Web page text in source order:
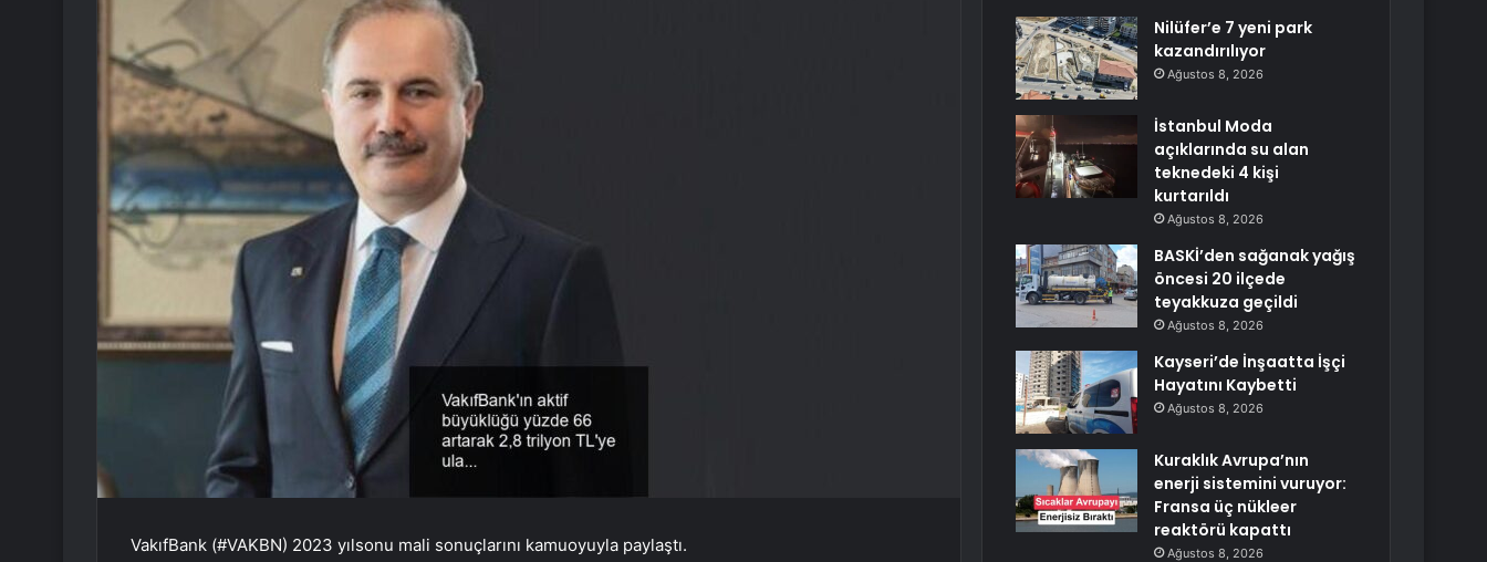
VakıfBank (#VAKBN) 2023 yılsonu mali sonuçlarını kamuoyuyla paylaştı.
Nilüfer’e 7 yeni park
kazandırılıyor
Ağustos 8, 2026
İstanbul Moda
açıklarında su alan
teknedeki 4 kişi
kurtarıldı
Ağustos 8, 2026
BASKİ’den sağanak yağış
öncesi 20 ilçede
teyakkuza geçildi
Ağustos 8, 2026
Kayseri’de İnşaatta İşçi
Hayatını Kaybetti
Ağustos 8, 2026
Kuraklık Avrupa’nın
enerji sistemini vuruyor:
Fransa üç nükleer
reaktörü kapattı
Ağustos 8, 2026